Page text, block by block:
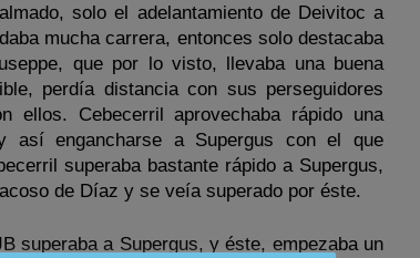
solo el adelantamiento de Deivitoc a
mucha carrera, entonces solo destacaba
que por lo visto, llevaba una buena
perdía distancia con sus perseguidores
ellos. Cebecerril aprovechaba rápido una
así engancharse a Supergus con el que
superaba bastante rápido a Supergus,
de Díaz y se veía superado por éste.
superaba a Supergus, y éste, empezaba un